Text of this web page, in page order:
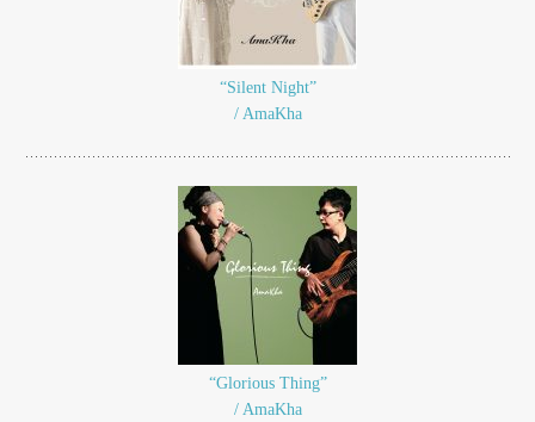
“Silent Night”
/ AmaKha
“Glorious Thing”
/ AmaKha